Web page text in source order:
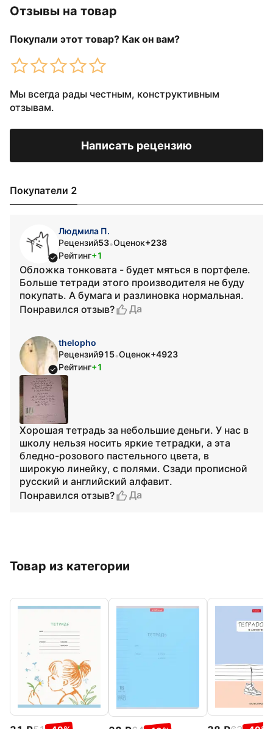
Отзывы на товар
Покупали этот товар? Как он вам?
Мы всегда рады честным, конструктивным
отзывам.
Написать рецензию
Покупатели 2
Людмила П.
Рецензий53•Оценок+238
Рейтинг+1
Обложка тонковата - будет мяться в портфеле.
Больше тетради этого производителя не буду
покупать. А бумага и разлиновка нормальная.
Понравился отзыв?
Да
thelopho
Рецензий915•Оценок+4923
Рейтинг+1
Хорошая тетрадь за небольшие деньги. У нас в
школу нельзя носить яркие тетрадки, а эта
бледно-розового пастельного цвета, в
широкую линейку, с полями. Сзади прописной
русский и английский алфавит.
Понравился отзыв?
Да
Товар из категории